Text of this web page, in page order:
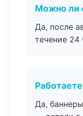
Можно ли
Да, после
течение 24
Да,